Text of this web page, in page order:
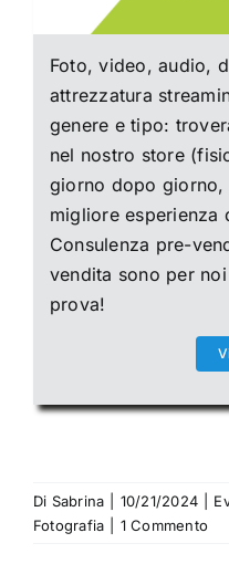
Foto, video, audio,
attrezzatura
genere e tipo:
nel nostro store
giorno dopo
migliore esperienza
Consulenza pre-
vendita sono per
prova!
Di Sabrina 10/21/2024
Fotografia
1 Commento